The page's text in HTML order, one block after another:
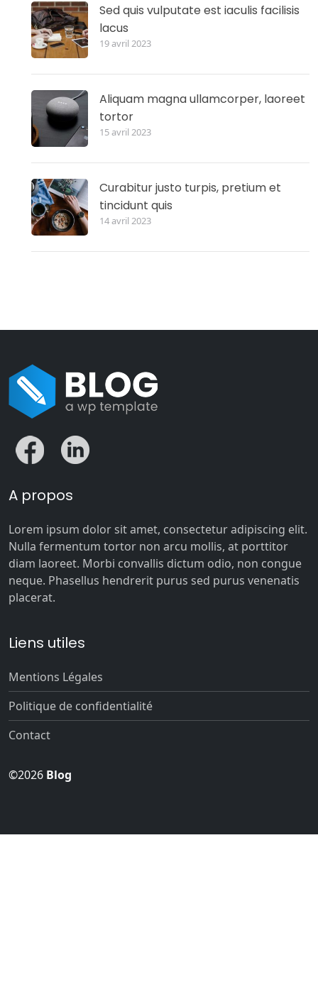
Sed quis vulputate est iaculis facilisis
lacus
19 avril 2023
Aliquam magna ullamcorper, laoreet
tortor
15 avril 2023
Curabitur justo turpis, pretium et
tincidunt quis
14 avril 2023
A propos
Lorem ipsum dolor sit amet, consectetur adipiscing elit.
Nulla fermentum tortor non arcu mollis, at porttitor
diam laoreet. Morbi convallis dictum odio, non congue
neque. Phasellus hendrerit purus sed purus venenatis
placerat.
Liens utiles
Mentions Légales
Politique de confidentialité
Contact
©2026 Blog